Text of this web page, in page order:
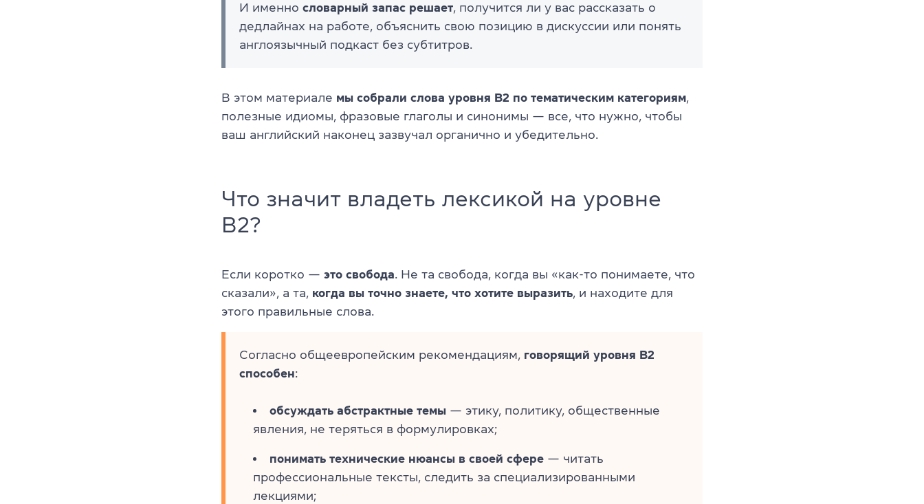
И именно словарный запас решает, получится ли у вас рассказать о
дедлайнах на работе, объяснить свою позицию в дискуссии или понять
англоязычный подкаст без субтитров.
В этом материале мы собрали слова уровня B2 по тематическим категориям,
полезные идиомы, фразовые глаголы и синонимы — все, что нужно, чтобы
ваш английский наконец зазвучал органично и убедительно.
Что значит владеть лексикой на уровне
B2?
Если коротко — это свобода. Не та свобода, когда вы «как-то понимаете, что
сказали», а та, когда вы точно знаете, что хотите выразить, и находите для
этого правильные слова.
Согласно общеевропейским рекомендациям, говорящий уровня B2
способен:
обсуждать абстрактные темы — этику, политику, общественные
явления, не теряться в формулировках;
понимать технические нюансы в своей сфере — читать
профессиональные тексты, следить за специализированными
лекциями;